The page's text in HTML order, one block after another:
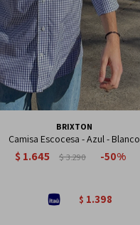
BRIXTON
Camisa Escocesa - Azul - Blanco
$1.645 $3.290 50
$ 1.398